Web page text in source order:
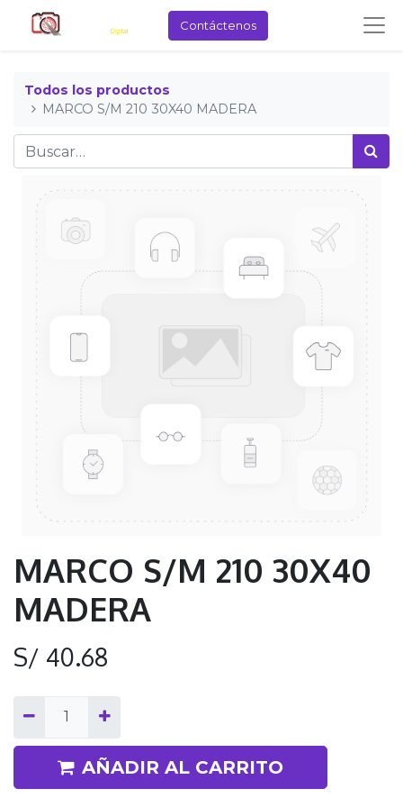
Contáctenos
Todos los productos
MARCO S/M 210 30X40 MADERA
MARCO S/M 210 30X40
MADERA
S/ 40.68
AÑADIR AL CARRITO